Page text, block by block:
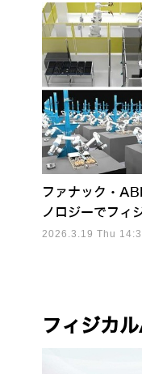
ファナック・
ノロジーでフィ
2026.3.19 Thu
フィジカ